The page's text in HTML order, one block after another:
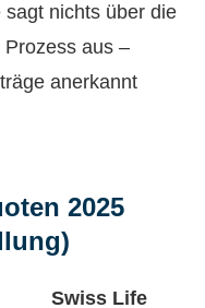
nichts über die
aus –
anerkannt
2025
Swiss Life